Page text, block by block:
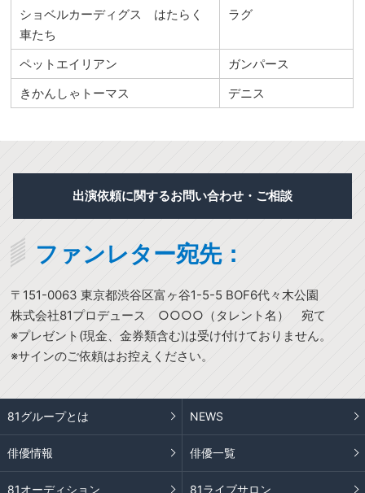
ショベルカーディグス はたらく
車たち
ラグ
ペットエイリアン
ガンパース
きかんしゃトーマス
デニス
出演依頼に関するお問い合わせ・ご相談
ファンレター宛先：
〒151-0063 東京都渋谷区富ヶ谷1-5-5 BOF6代々木公園
株式会社81プロデュース ○○○○（タレント名） 宛て
※プレゼント(現金、金券類含む)は受け付けておりません。
※サインのご依頼はお控えください。
81グループとは NEWS
俳優情報 俳優一覧
81オーディション 81ライブサロン